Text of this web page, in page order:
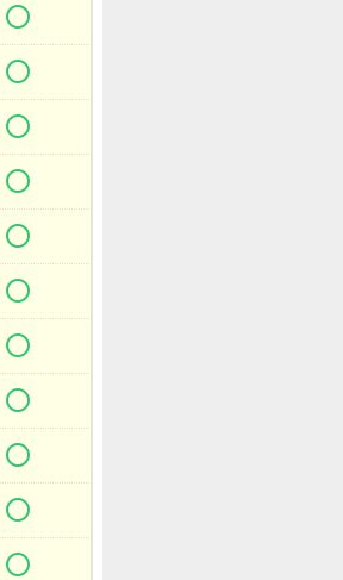










